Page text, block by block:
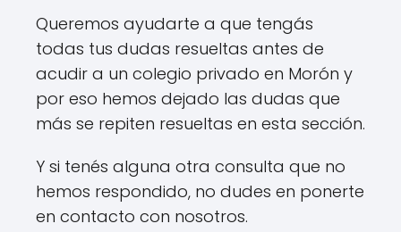
Queremos ayudarte a que tengás
todas tus dudas resueltas antes de
acudir a un colegio privado en Morón y
por eso hemos dejado las dudas que
más se repiten resueltas en esta sección.
Y si tenés alguna otra consulta que no
hemos respondido, no dudes en ponerte
en contacto con nosotros.